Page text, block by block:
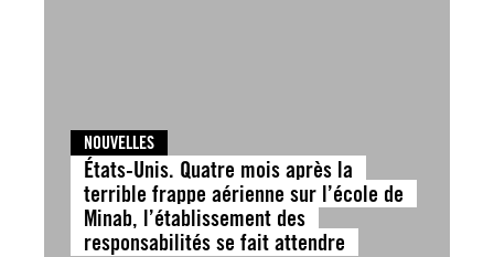
NOUVELLES
États-Unis. Quatre mois après la
terrible frappe aérienne sur l’école de
Minab, l’établissement des
responsabilités se fait attendre